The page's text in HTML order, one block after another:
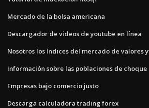
Mercado de la bolsa americana
Descargador de videos de youtube en línea
Nosotros los índices del mercado de valores
Información sobre las poblaciones de choque
Empresas bajo comercio justo
Descarga calculadora trading forex